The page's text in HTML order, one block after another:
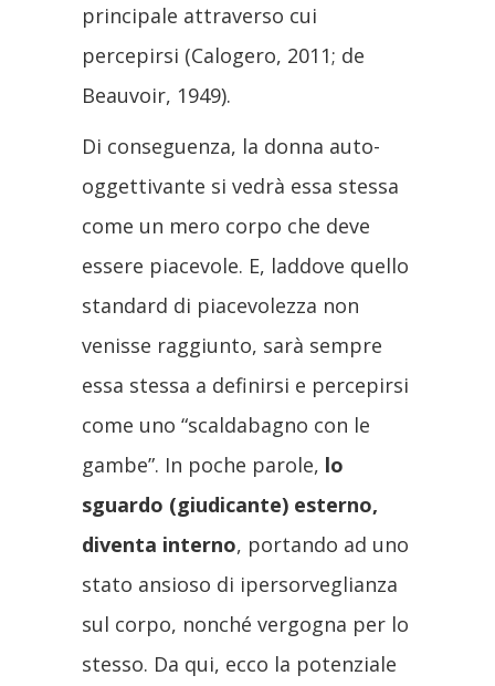
principale attraverso cui
percepirsi (Calogero, 2011; de
Beauvoir, 1949).
Di conseguenza, la donna auto-
oggettivante si vedrà essa stessa
come un mero corpo che deve
essere piacevole. E, laddove quello
standard di piacevolezza non
venisse raggiunto, sarà sempre
essa stessa a definirsi e percepirsi
come uno “scaldabagno con le
gambe”. In poche parole, lo
sguardo (giudicante) esterno,
diventa interno, portando ad uno
stato ansioso di ipersorveglianza
sul corpo, nonché vergogna per lo
stesso. Da qui, ecco la potenziale